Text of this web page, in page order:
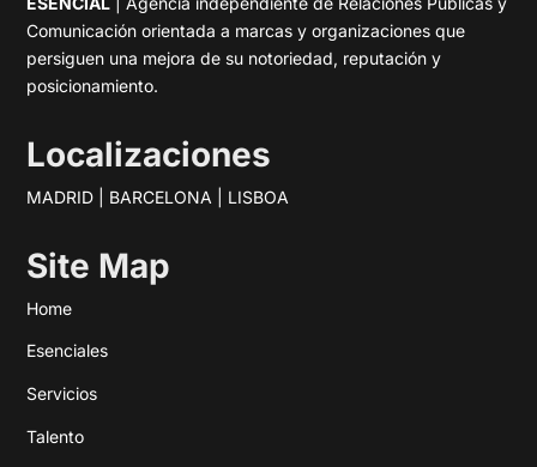
Comunicación orientada a marcas y organizaciones que
persiguen una mejora de su notoriedad, reputación y
posicionamiento.
Localizaciones
MADRID | BARCELONA | LISBOA
Site Map
Home
Esenciales
Servicios
Talento